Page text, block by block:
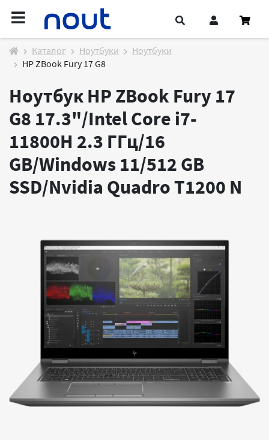
Каталог Ноутбуки
Ноутбуки
HP ZBook Fury 17 G8
Ноутбук HP ZBook Fury 17
G8 17.3"/Intel Core i7-
11800H 2.3 ГГц/16
GB/Windows 11/512 GB
SSD/Nvidia Quadro T1200 N